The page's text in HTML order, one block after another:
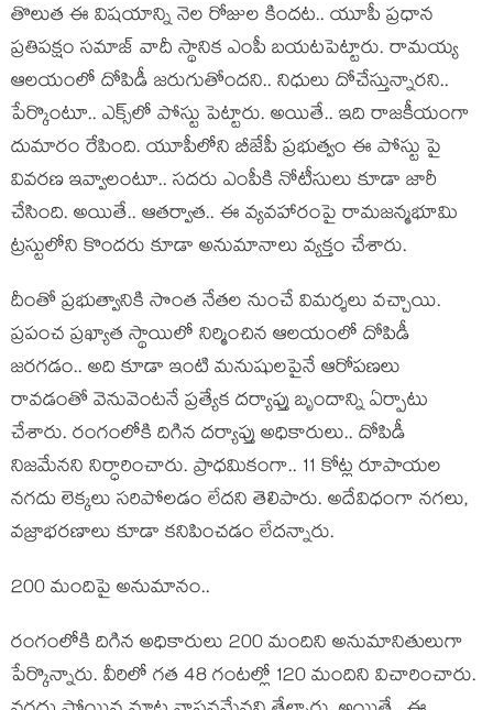
తొలుత ఈ విష‌యాన్ని నెల రోజుల కింద‌ట‌.. యూపీ ప్రధాన
ప్ర‌తిప‌క్షం స‌మాజ్ వాదీ స్థానిక ఎంపీ బ‌య‌టపెట్టారు. రామ‌య్య
ఆల‌యంలో దోపిడీ జ‌రుగుతోంద‌ని.. నిధులు దోచేస్తున్నార‌ని..
పేర్కొంటూ.. ఎక్స్‌లో పోస్టు పెట్టారు. అయితే.. ఇది రాజ‌కీయంగా
దుమారం రేపింది. యూపీలోని బీజేపీ ప్ర‌భుత్వం ఈ పోస్టు పై
వివ‌ర‌ణ ఇవ్వాలంటూ.. స‌ద‌రు ఎంపీకి నోటీసులు కూడా జారీ
చేసింది. అయితే.. ఆత‌ర్వాత‌.. ఈ వ్య‌వ‌హారంపై రామ‌జ‌న్మ‌భూమి
ట్ర‌స్టులోని కొంద‌రు కూడా అనుమానాలు వ్య‌క్తం చేశారు.
దీంతో ప్ర‌భుత్వానికి సొంత నేత‌ల నుంచే విమ‌ర్శ‌లు వ‌చ్చాయి.
ప్ర‌పంచ ప్ర‌ఖ్యాత స్థాయిలో నిర్మించిన ఆల‌యంలో దోపిడీ
జ‌ర‌గ‌డం.. అది కూడా ఇంటి మ‌నుషుల‌పైనే ఆరోప‌ణ‌లు
రావ‌డంతో వెనువెంట‌నే ప్ర‌త్యేక ద‌ర్యాప్తు బృందాన్ని ఏర్పాటు
చేశారు. రంగంలోకి దిగిన ద‌ర్యాప్తు అధికారులు.. దోపిడీ
నిజ‌మేన‌ని నిర్ధారించారు. ప్రాధ‌మికంగా.. 11 కోట్ల రూపాయ‌ల
న‌గ‌దు లెక్క‌లు స‌రిపోల‌డం లేద‌ని తెలిపారు. అదేవిధంగా న‌గ‌లు,
వ‌జ్రాభ‌ర‌ణాలు కూడా క‌నిపించ‌డం లేద‌న్నారు.
200 మందిపై అనుమానం..
రంగంలోకి దిగిన అధికారులు 200 మందిని అనుమానితులుగా
పేర్కొన్నారు. వీరిలో గ‌త 48 గంట‌ల్లో 120 మందిని విచారించారు.